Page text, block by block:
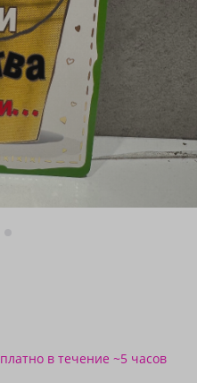
в течение ~5 часов